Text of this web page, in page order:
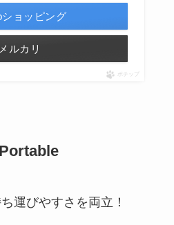
ショッピング
メルカリ
ポチップ
運びやすさを両立！